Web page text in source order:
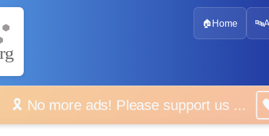
🏠 Home 🔤
🎗️ No more ads! Please support us ...